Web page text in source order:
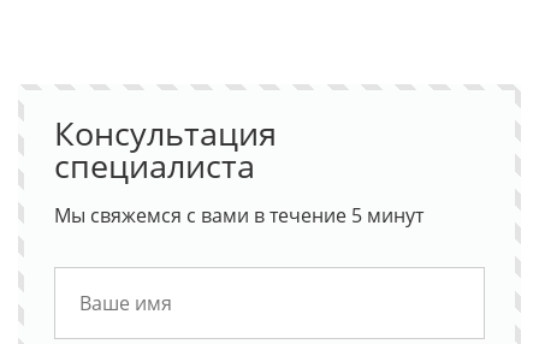
Консультация
специалиста
Мы свяжемся с вами в течение 5 минут